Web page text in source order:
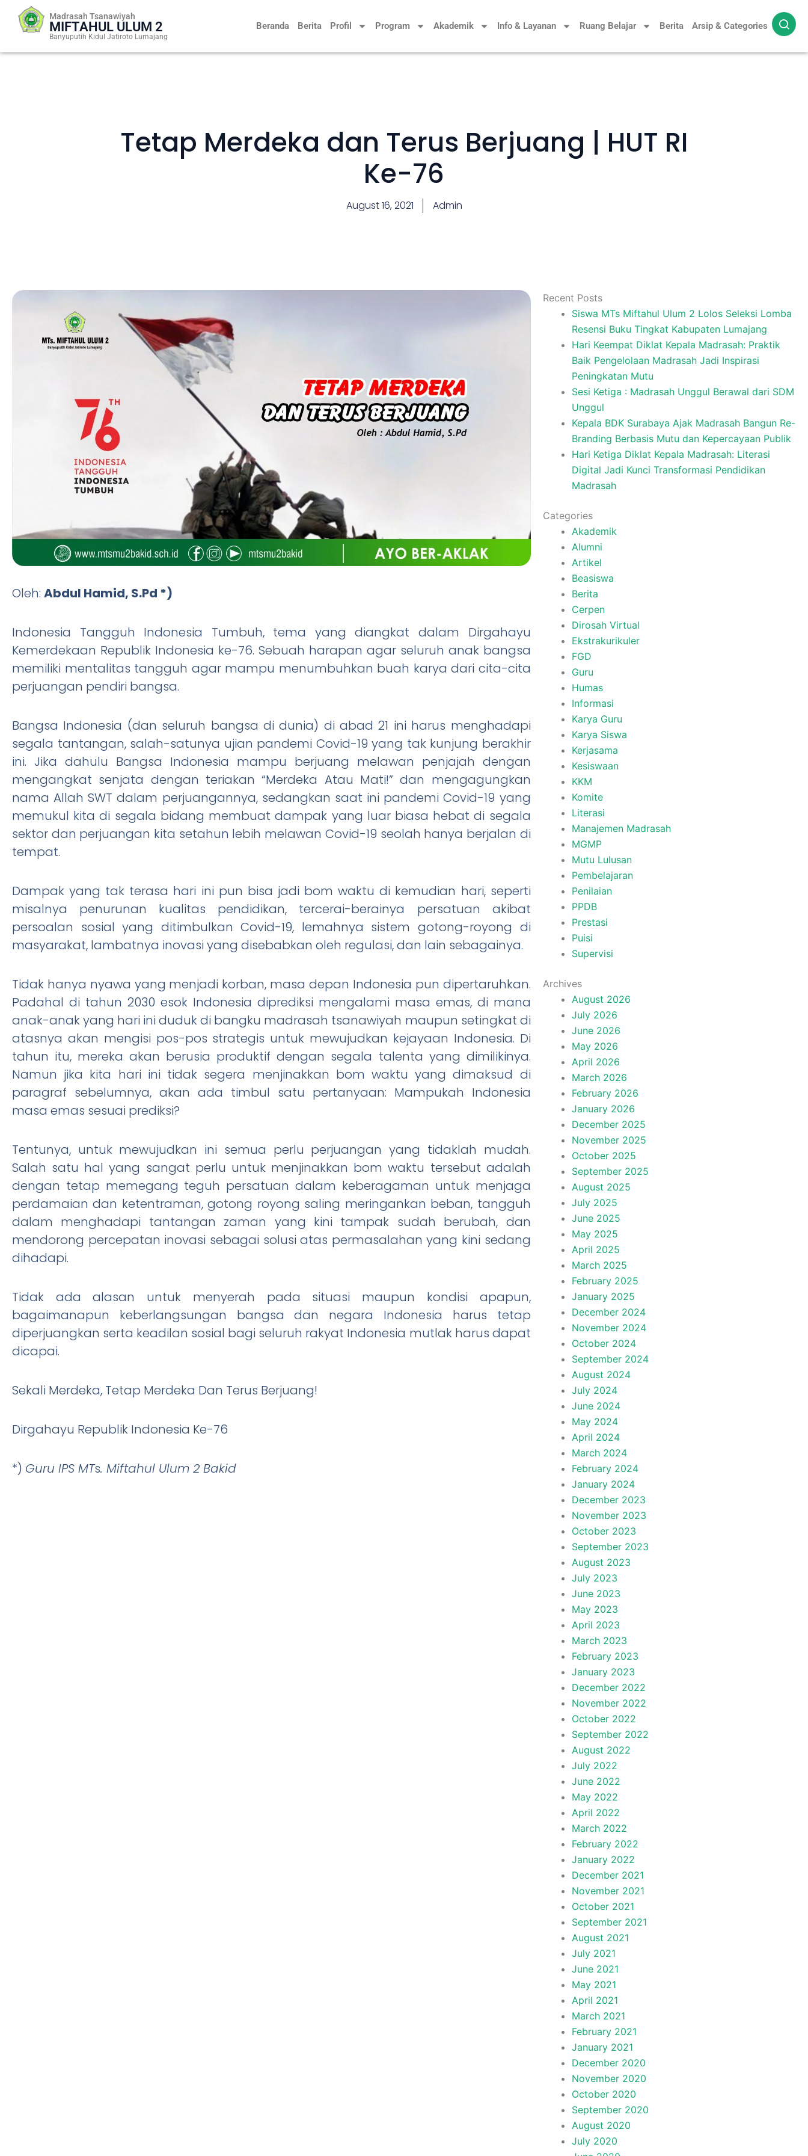
Beranda Berita Profil Program Akademik Info & Layanan Ruang Belajar Berita Arsip & Categories
Madrasah Tsanawiyah
MIFTAHUL ULUM 2
Banyuputih Kidul Jatiroto Lumajang
Tetap Merdeka dan Terus Berjuang | HUT RI
Ke-76
August 16, 2021 Admin
Oleh: Abdul Hamid, S.Pd *)
Indonesia Tangguh Indonesia Tumbuh, tema yang diangkat dalam Dirgahayu
Kemerdekaan Republik Indonesia ke-76. Sebuah harapan agar seluruh anak bangsa
memiliki mentalitas tangguh agar mampu menumbuhkan buah karya dari cita-cita
perjuangan pendiri bangsa.
Bangsa Indonesia (dan seluruh bangsa di dunia) di abad 21 ini harus menghadapi
segala tantangan, salah-satunya ujian pandemi Covid-19 yang tak kunjung berakhir
ini. Jika dahulu Bangsa Indonesia mampu berjuang melawan penjajah dengan
mengangkat senjata dengan teriakan “Merdeka Atau Mati!” dan mengagungkan
nama Allah SWT dalam perjuangannya, sedangkan saat ini pandemi Covid-19 yang
memukul kita di segala bidang membuat dampak yang luar biasa hebat di segala
sektor dan perjuangan kita setahun lebih melawan Covid-19 seolah hanya berjalan di
tempat.
Dampak yang tak terasa hari ini pun bisa jadi bom waktu di kemudian hari, seperti
misalnya penurunan kualitas pendidikan, tercerai-berainya persatuan akibat
persoalan sosial yang ditimbulkan Covid-19, lemahnya sistem gotong-royong di
masyarakat, lambatnya inovasi yang disebabkan oleh regulasi, dan lain sebagainya.
Tidak hanya nyawa yang menjadi korban, masa depan Indonesia pun dipertaruhkan.
Padahal di tahun 2030 esok Indonesia diprediksi mengalami masa emas, di mana
anak-anak yang hari ini duduk di bangku madrasah tsanawiyah maupun setingkat di
atasnya akan mengisi pos-pos strategis untuk mewujudkan kejayaan Indonesia. Di
tahun itu, mereka akan berusia produktif dengan segala talenta yang dimilikinya.
Namun jika kita hari ini tidak segera menjinakkan bom waktu yang dimaksud di
paragraf sebelumnya, akan ada timbul satu pertanyaan: Mampukah Indonesia
masa emas sesuai prediksi?
Tentunya, untuk mewujudkan ini semua perlu perjuangan yang tidaklah mudah.
Salah satu hal yang sangat perlu untuk menjinakkan bom waktu tersebut adalah
dengan tetap memegang teguh persatuan dalam keberagaman untuk menjaga
perdamaian dan ketentraman, gotong royong saling meringankan beban, tangguh
dalam menghadapi tantangan zaman yang kini tampak sudah berubah, dan
mendorong percepatan inovasi sebagai solusi atas permasalahan yang kini sedang
dihadapi.
Tidak ada alasan untuk menyerah pada situasi maupun kondisi apapun,
bagaimanapun keberlangsungan bangsa dan negara Indonesia harus tetap
diperjuangkan serta keadilan sosial bagi seluruh rakyat Indonesia mutlak harus dapat
dicapai.
Sekali Merdeka, Tetap Merdeka Dan Terus Berjuang!
Dirgahayu Republik Indonesia Ke-76
*) Guru IPS MTs. Miftahul Ulum 2 Bakid
Recent Posts
Siswa MTs Miftahul Ulum 2 Lolos Seleksi Lomba
Resensi Buku Tingkat Kabupaten Lumajang
Hari Keempat Diklat Kepala Madrasah: Praktik
Baik Pengelolaan Madrasah Jadi Inspirasi
Peningkatan Mutu
Sesi Ketiga : Madrasah Unggul Berawal dari SDM
Unggul
Kepala BDK Surabaya Ajak Madrasah Bangun Re-
Branding Berbasis Mutu dan Kepercayaan Publik
Hari Ketiga Diklat Kepala Madrasah: Literasi
Digital Jadi Kunci Transformasi Pendidikan
Madrasah
Categories
Akademik
Alumni
Artikel
Beasiswa
Berita
Cerpen
Dirosah Virtual
Ekstrakurikuler
FGD
Guru
Humas
Informasi
Karya Guru
Karya Siswa
Kerjasama
Kesiswaan
KKM
Komite
Literasi
Manajemen Madrasah
MGMP
Mutu Lulusan
Pembelajaran
Penilaian
PPDB
Prestasi
Puisi
Supervisi
Archives
August 2026
July 2026
June 2026
May 2026
April 2026
March 2026
February 2026
January 2026
December 2025
November 2025
October 2025
September 2025
August 2025
July 2025
June 2025
May 2025
April 2025
March 2025
February 2025
January 2025
December 2024
November 2024
October 2024
September 2024
August 2024
July 2024
June 2024
May 2024
April 2024
March 2024
February 2024
January 2024
December 2023
November 2023
October 2023
September 2023
August 2023
July 2023
June 2023
May 2023
April 2023
March 2023
February 2023
January 2023
December 2022
November 2022
October 2022
September 2022
August 2022
July 2022
June 2022
May 2022
April 2022
March 2022
February 2022
January 2022
December 2021
November 2021
October 2021
September 2021
August 2021
July 2021
June 2021
May 2021
April 2021
March 2021
February 2021
January 2021
December 2020
November 2020
October 2020
September 2020
August 2020
July 2020